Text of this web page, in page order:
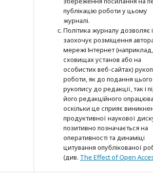
публікацію роботи у цьому
журналі.
Політика журналу дозволяє і
заохочує розміщення
мережі Інтернет
сховищах установ або на
особистих веб-сайтах)
роботи, як до подання цього
рукопису до редакції, так і
його редакційного
оскільки це сприяє
продуктивної наукової
позитивно позначається на
оперативності та динаміці
цитування опублікованої
(див. The Effect of Open